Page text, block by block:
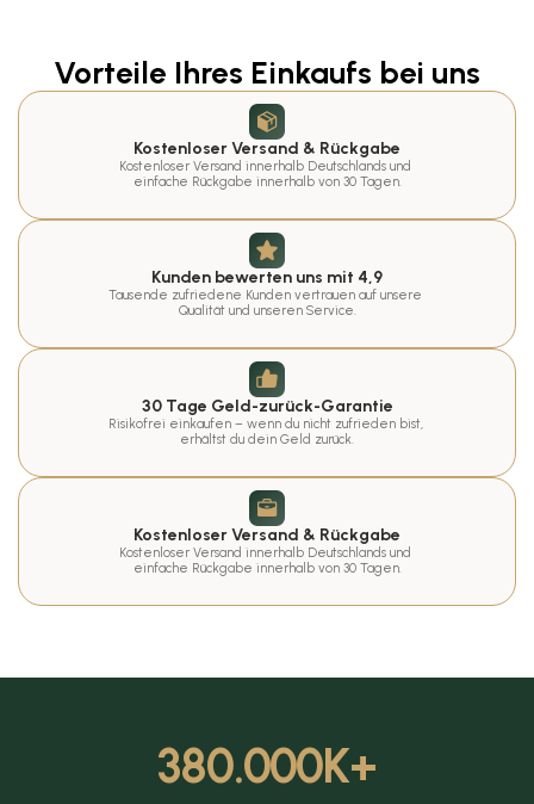
Vorteile Ihres Einkaufs bei uns
Kostenloser Versand & Rückgabe
Kostenloser Versand innerhalb Deutschlands und
einfache Rückgabe innerhalb von 30 Tagen.
Kunden bewerten uns mit 4,9
Tausende zufriedene Kunden vertrauen auf unsere
Qualität und unseren Service.
30 Tage Geld-zurück-Garantie
Risikofrei einkaufen – wenn du nicht zufrieden bist,
erhältst du dein Geld zurück.
Kostenloser Versand & Rückgabe
Kostenloser Versand innerhalb Deutschlands und
einfache Rückgabe innerhalb von 30 Tagen.
380.000K+